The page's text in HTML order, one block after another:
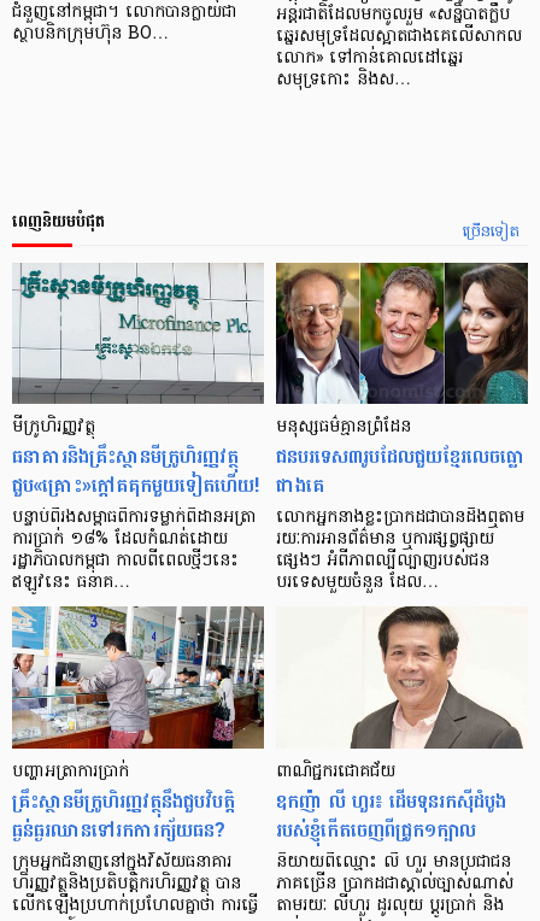
ជំនួញ​នៅ​កម្ពុជា។ លោក​បាន​ក្លាយ​ជា​
ស្ថាបនិក​ក្រុមហ៊ុន BO…
អន្តរជាតិដែលមកចូលរួម «សន្និបាតក្លឹប
ឆ្នេរសមុទ្រដែលស្អាតជាងគេលើសាកល
លោក» ទៅកាន់គោលដៅឆ្នេរ
សមុទ្រកោះ និងស…
ច្រើនទៀត
ពេញនិយមបំផុត
មីក្រូ​ហិរញ្ញវត្ថុ
ធនាគារ​និង​គ្រឹះស្ថាន​មីក្រូ​ហិរញ្ញវត្ថុ​
ជួប«គ្រោះ»ក្តៅ​គគុក​មួយ​ទៀត​ហើយ!
បន្ទាប់​ពី​រង​សម្ពាធ​​ពី​ការ​ទម្លាក់​ពិដាន​អត្រា​
ការ​ប្រាក់ ១៨​% ដែល​កំណត់​ដោយ​
រដ្ឋាភិបាល​កម្ពុជា កាល​ពី​ពេល​ថ្មីៗ​នេះ
ឥឡូវ​នេះ ធនាគ…
មនុស្ស​ធម៌​គ្មាន​ព្រំដែន
ជន​បរទេស​៣​រូប​ដែល​ជួយ​ខ្មែរ​លេច​ធ្លោ​
ជាង​គេ
លោកអ្នក​នាង​ខ្លះ​ប្រាកដ​ជា​បាន​​ដឹង​ឮ​តាម​
រយៈ​ការ​អាន​ព័ត៌មាន ឬ​ការ​ផ្សព្វផ្សាយ​
ផ្សេងៗ អំពី​ភាព​ល្បីល្បាញ​របស់​ជន​
បរទេស​មួយ​ចំនួន ដែល…
បញ្ហា​អត្រា​ការប្រាក់
គ្រឹះស្ថាន​មីក្រូ​ហិរញ្ញវត្ថុ​នឹង​ជួប​វិបត្តិ​
ធ្ងន់ធ្ងរ​ឈាន​ទៅ​រក​ការ​ក្ស័យធន?
ក្រុម​អ្នក​ជំនាញ​នៅ​ក្នុង​វិស័យ​ធនាគារ
ហិរញ្ញវត្ថុ​និង​ប្រតិបត្តិករ​ហិរញ្ញ​វត្ថុ បាន​​
លើក​ឡើង​ប្រហាក់​ប្រហែល​គ្នា​ថា ការ​ធ្វើ​
ពាណិជ្ជករជោគជ័យ
ឧកញ៉ា លី ហួរ៖ ដើមទុនរកស៊ីដំបូង
របស់ខ្ញុំកើតចេញពីជ្រូក១ក្បាល
និយាយ​ពី​ឈ្មោះ លី ហួរ មាន​ប្រជាជន​
ភាគ​ច្រើន ប្រាកដ​ជា​ស្គាល់​ច្បាស់​ណាស់
តាមរយៈ លីហួរ ដូរ​លុយ ប្តូរ​បា្រក់ និង​